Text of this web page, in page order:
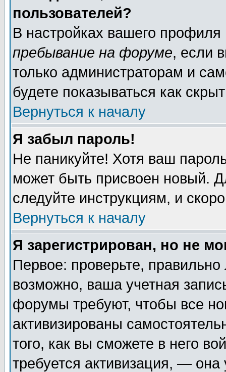
пользователей?
В настройках вашего
пребывание на форуме, если
только администраторам и
будете показываться как
Вернуться к началу
Я забыл пароль!
Не паникуйте! Хотя ваш
может быть присвоен новый.
следуйте инструкциям, и
Вернуться к началу
Я зарегистрирован, но не
Первое: проверьте,
возможно, ваша учетная
форумы требуют, чтобы все
активизированы
того, как вы сможете в него
требуется активизация, —